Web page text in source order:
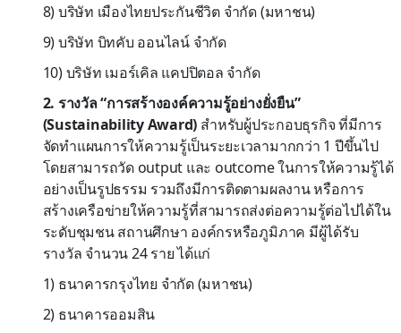
8) บริษัท เมืองไทยประกันชีวิต จำกัด (มหาชน)
9) บริษัท บิทคับ ออนไลน์ จำกัด
10) บริษัท เมอร์เคิล แคปปิตอล จำกัด
2. รางวัล “การสร้างองค์ความรู้อย่างยั่งยืน”
(Sustainability Award) สำหรับผู้ประกอบธุรกิจ ที่มีการ
จัดทำแผนการให้ความรู้เป็นระยะเวลามากกว่า 1 ปีขึ้นไป
โดยสามารถวัด output และ outcome ในการให้ความรู้ได้
อย่างเป็นรูปธรรม รวมถึงมีการติดตามผลงาน หรือการ
สร้างเครือข่ายให้ความรู้ที่สามารถส่งต่อความรู้ต่อไปได้ใน
ระดับชุมชน สถานศึกษา องค์กรหรือภูมิภาค มีผู้ได้รับ
รางวัล จำนวน 24 ราย ได้แก่
1) ธนาคารกรุงไทย จำกัด (มหาชน)
2) ธนาคารออมสิน